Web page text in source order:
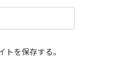
を保存する。